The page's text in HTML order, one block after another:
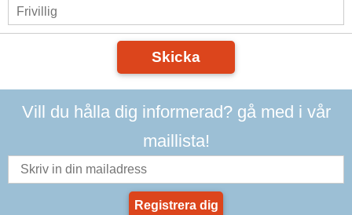
Skicka
Vill du hålla dig informerad? gå med i vår
maillista!
Registrera dig